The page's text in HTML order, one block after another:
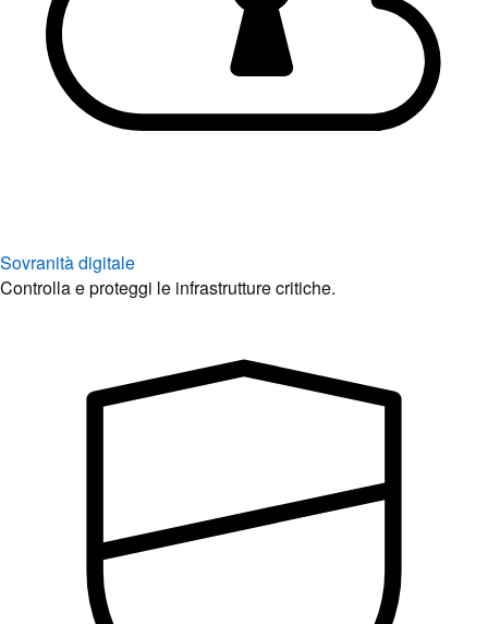
Sovranità digitale
Controlla e proteggi le infrastrutture critiche.